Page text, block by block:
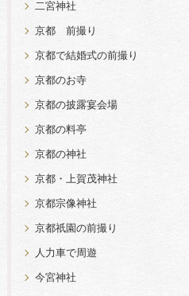
二宮神社
京都 前撮り
京都で結婚式の前撮り
京都のお寺
京都の披露宴会場
京都の料亭
京都の神社
京都・上賀茂神社
京都宗像神社
京都祇園の前撮り
人力車で周遊
今宮神社